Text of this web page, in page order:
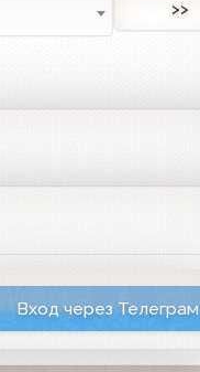
>>
Вход через Телеграм